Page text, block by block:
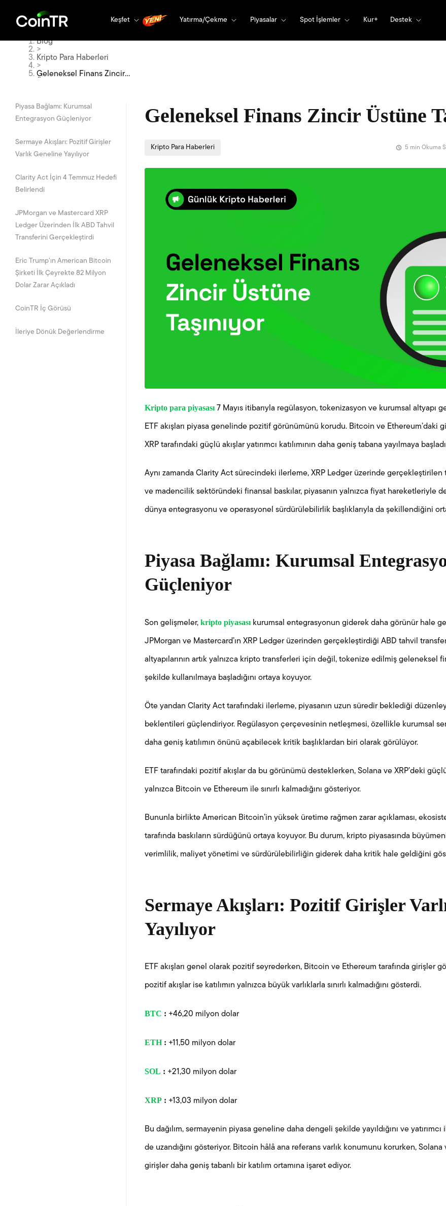
Keşfet Yatırma/Çekme Piyasalar Spot İşlemler Kur+ Destek
Blog
>
Kripto Para Haberleri
>
Geleneksel Finans Zincir
Geleneksel Finans Zincir Üstüne
Kripto Para Haberleri 5 min Okuma
Kripto para piyasası 7 Mayıs itibarıyla regülasyon, tokenizasyon ve kurumsal altyapı
ETF akışları piyasa genelinde pozitif görünümünü korudu. Bitcoin ve Ethereum’daki
XRP tarafındaki güçlü akışlar yatırımcı katılımının daha geniş tabana yayılmaya
Aynı zamanda Clarity Act sürecindeki ilerleme, XRP Ledger üzerinde
ve madencilik sektöründeki finansal baskılar, piyasanın yalnızca fiyat hareketleriyle
dünya entegrasyonu ve operasyonel sürdürülebilirlik başlıklarıyla da şekillendiğini
Piyasa Bağlamı: Kurumsal
Güçleniyor
Son gelişmeler, kripto piyasasıkurumsal entegrasyonun giderek daha görünür hale
JPMorgan ve Mastercard’ın XRP Ledger üzerinden gerçekleştirdiği ABD tahvil
altyapılarının artık yalnızca kripto transferleri için değil, tokenize edilmiş geleneksel
şekilde kullanılmaya başladığını ortaya koyuyor.
Öte yandan Clarity Act tarafındaki ilerleme, piyasanın uzun süredir beklediği
beklentileri güçlendiriyor. Regülasyon çerçevesinin netleşmesi, özellikle kurumsal
daha geniş katılımın önünü açabilecek kritik başlıklardan biri olarak görülüyor.
ETF tarafındaki pozitif akışlar da bu görünümü desteklerken, Solana ve XRP’deki
yalnızca Bitcoin ve Ethereum ile sınırlı kalmadığını gösteriyor.
Bununla birlikte American Bitcoin’in yüksek üretime rağmen zarar açıklaması,
tarafında baskıların sürdüğünü ortaya koyuyor. Bu durum, kripto piyasasında
verimlilik, maliyet yönetimi ve sürdürülebilirliğin giderek daha kritik hale geldiğini
Sermaye Akışları: Pozitif Girişler
Yayılıyor
ETF akışları genel olarak pozitif seyrederken, Bitcoin ve Ethereum tarafında girişler
pozitif akışlar ise katılımın yalnızca büyük varlıklarla sınırlı kalmadığını gösterdi.
BTC : +46,20 milyon dolar
ETH : +11,50 milyon dolar
SOL : +21,30 milyon dolar
XRP : +13,03 milyon dolar
Bu dağılım, sermayenin piyasa geneline daha dengeli şekilde yayıldığını ve
de uzandığını gösteriyor. Bitcoin hâlâ ana referans varlık konumunu korurken, Solana
girişler daha geniş tabanlı bir katılım ortamına işaret ediyor.
Piyasa Bağlamı: Kurumsal
Entegrasyon Güçleniyor
Sermaye Akışları: Pozitif Girişler
Varlık Geneline Yayılıyor
Clarity Act İçin 4 Temmuz Hedefi
Belirlendi
JPMorgan ve Mastercard XRP
Ledger Üzerinden İlk ABD Tahvil
Transferini Gerçekleştirdi
Eric Trump’ın American Bitcoin
Şirketi İlk Çeyrekte 82 Milyon
Dolar Zarar Açıkladı
CoinTR İç Görüsü
İleriye Dönük Değerlendirme